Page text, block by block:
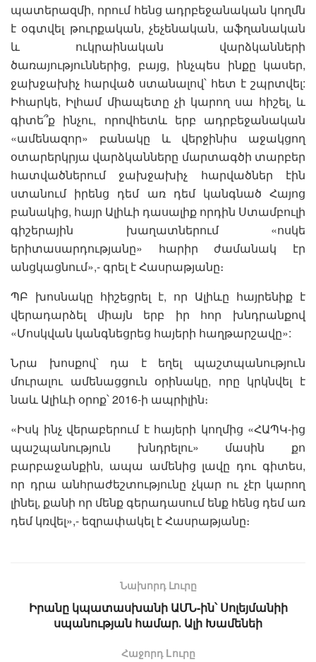
պատերազմի, որում հենց ադրբեջանական կողմն
է օգտվել թուրքական, չեչենական, աֆղանական
և ուկրաինական վարձկանների
ծառայություններից, բայց, ինչպես ինքը կասեր,
ջախջախիչ հարված ստանալով՝ հետ է շպրտվել:
Իհարկե, Իլհամ միապետը չի կարող սա հիշել, և
գիտե՞ք ինչու, որովհետև երբ ադրբեջանական
«ամենազոր» բանակը և վերջինիս աջակցող
օտարերկրյա վարձկանները մարտագծի տարբեր
հատվածներում ջախջախիչ հարվածներ էին
ստանում իրենց դեմ առ դեմ կանգնած Հայոց
բանակից, հայր Ալիևի դասալիք որդին Ստամբուլի
գիշերային խաղատներում «ոսկե
երիտասարդությանը» հարիր ժամանակ էր
անցկացնում»,- գրել է Հասրաթյանը։
ՊԲ խոսնակը հիշեցրել է, որ Ալիևը հայրենիք է
վերադարձել միայն երբ իր հոր խնդրանքով
«Մոսկվան կանգնեցրեց հայերի հաղթարշավը»:
Նրա խոսքով՝ դա է եղել պաշտպանություն
մուրալու ամենացցուն օրինակը, որը կրկնվել է
նաև Ալիևի օրոք՝ 2016-ի ապրիլին։
«Իսկ ինչ վերաբերում է հայերի կողմից «ՀԱՊԿ-ից
պաշպանություն խնդրելու» մասին քո
բարբաջանքին, ապա ամենից լավը դու գիտես,
որ դրա անհրաժեշտությունը չկար ու չէր կարող
լինել, քանի որ մենք գերադասում ենք հենց դեմ առ
դեմ կռվել»,- եզրափակել է Հասրաթյանը։
Նախորդ Լուրը
Իրանը կպատասխանի ԱՄՆ-ին՝ Սոլեյմանիի
սպանության համար․ Ալի Խամենեի
Հաջորդ Lուրը